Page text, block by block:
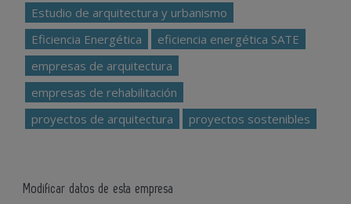
Estudio de arquitectura y urbanismo
Eficiencia Energética
eficiencia energética SATE
empresas de arquitectura
empresas de rehabilitación
proyectos de arquitectura
proyectos sostenibles
Modificar datos de esta empresa